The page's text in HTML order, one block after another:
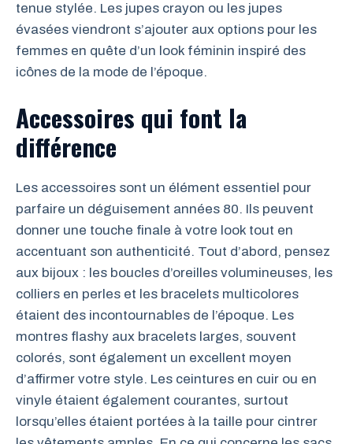
tenue stylée. Les jupes crayon ou les jupes
évasées viendront s’ajouter aux options pour les
femmes en quête d’un look féminin inspiré des
icônes de la mode de l’époque.
Accessoires qui font la
différence
Les accessoires sont un élément essentiel pour
parfaire un déguisement années 80. Ils peuvent
donner une touche finale à votre look tout en
accentuant son authenticité. Tout d’abord, pensez
aux bijoux : les boucles d’oreilles volumineuses, les
colliers en perles et les bracelets multicolores
étaient des incontournables de l’époque. Les
montres flashy aux bracelets larges, souvent
colorés, sont également un excellent moyen
d’affirmer votre style. Les ceintures en cuir ou en
vinyle étaient également courantes, surtout
lorsqu’elles étaient portées à la taille pour cintrer